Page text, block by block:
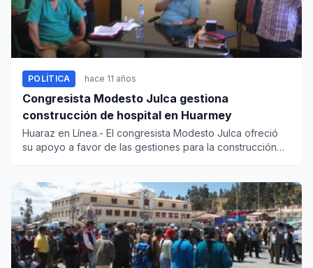
POLÍTICA hace 11 años
Congresista Modesto Julca gestiona
construcción de hospital en Huarmey
Huaraz en Línea.- El congresista Modesto Julca ofreció
su apoyo a favor de las gestiones para la construcción